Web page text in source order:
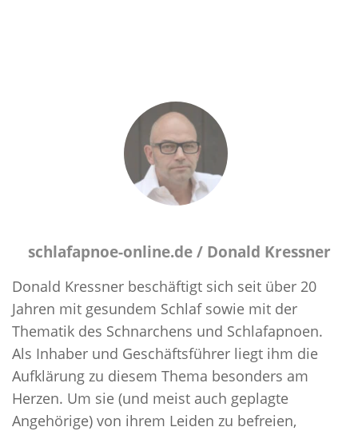
schlafapnoe-online.de / Donald Kressner
Donald Kressner beschäftigt sich seit über 20
Jahren mit gesundem Schlaf sowie mit der
Thematik des Schnarchens und Schlafapnoen.
Als Inhaber und Geschäftsführer liegt ihm die
Aufklärung zu diesem Thema besonders am
Herzen. Um sie (und meist auch geplagte
Angehörige) von ihrem Leiden zu befreien,